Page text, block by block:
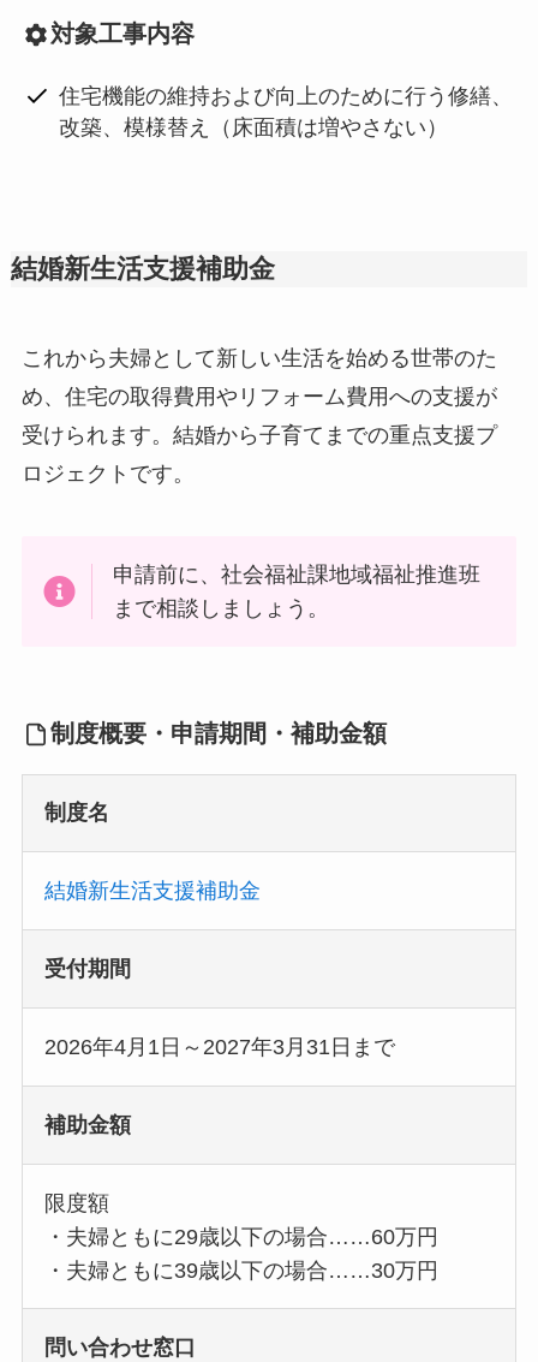
対象工事内容
住宅機能の維持および向上のために行う修繕、
改築、模様替え（床面積は増やさない）
結婚新生活支援補助金
これから夫婦として新しい生活を始める世帯のた
め、住宅の取得費用やリフォーム費用への支援が
受けられます。結婚から子育てまでの重点支援プ
ロジェクトです。
申請前に、社会福祉課地域福祉推進班
まで相談しましょう。
制度概要・申請期間・補助金額
制度名
結婚新生活支援補助金
受付期間
2026年4月1日～2027年3月31日まで
補助金額
限度額
・夫婦ともに29歳以下の場合……60万円
・夫婦ともに39歳以下の場合……30万円
問い合わせ窓口